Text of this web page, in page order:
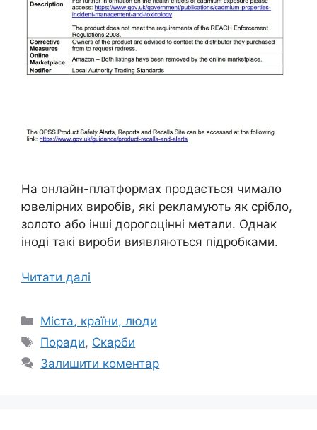
На онлайн-платформах продається чимало
ювелірних виробів, які рекламують як срібло,
золото або інші дорогоцінні метали. Однак
іноді такі вироби виявляються підробками.
Читати далі
Категорії
Міста, країни, люди
Позначки
Поради, Скарби
Залишити коментар